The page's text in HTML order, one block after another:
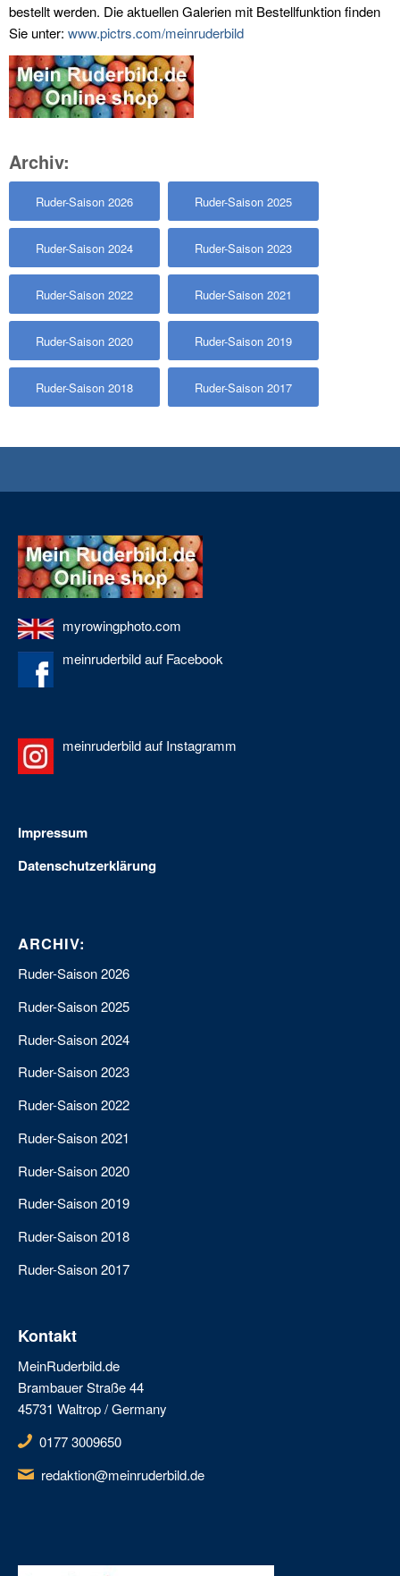
bestellt werden. Die aktuellen Galerien mit Bestellfunktion finden
Sie unter: www.pictrs.com/meinruderbild
Archiv:
Ruder-Saison 2026 Ruder-Saison 2025
Ruder-Saison 2024 Ruder-Saison 2023
Ruder-Saison 2022 Ruder-Saison 2021
Ruder-Saison 2020 Ruder-Saison 2019
Ruder-Saison 2018 Ruder-Saison 2017
myrowingphoto.com
meinruderbild auf Facebook
meinruderbild auf Instagramm
Impressum
Datenschutzerklärung
ARCHIV:
Ruder-Saison 2026
Ruder-Saison 2025
Ruder-Saison 2024
Ruder-Saison 2023
Ruder-Saison 2022
Ruder-Saison 2021
Ruder-Saison 2020
Ruder-Saison 2019
Ruder-Saison 2018
Ruder-Saison 2017
Kontakt
MeinRuderbild.de
Brambauer Straße 44
45731 Waltrop / Germany
0177 3009650
redaktion@meinruderbild.de